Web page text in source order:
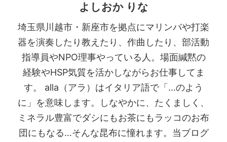
よしおか りな
埼玉県川越市・新座市を拠点にマリンバや打楽
器を演奏したり教えたり、作曲したり、部活動
指導員やNPO理事やっている人。場面緘黙の
経験やHSP気質を活かしながらお仕事してま
す。 alla（アラ）はイタリア語で「…のよう
に」を意味します。しなやかに、たくましく、
ミネラル豊富でダシにもお茶にもラッコのお布
団にもなる…そんな昆布に憧れます。当ブログ